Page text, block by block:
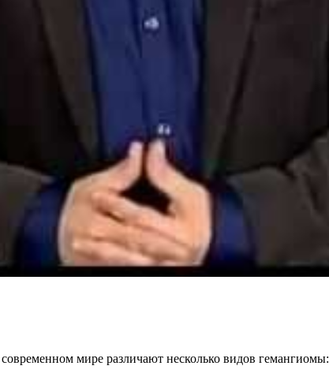
мире различают несколько видов гемангиомы: